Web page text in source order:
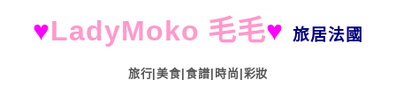
♥LadyMoko 毛毛♥ 旅居法國
旅行|美食|食譜|時尚|彩妝